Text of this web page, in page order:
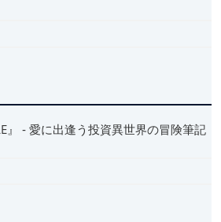
』 ‐ 愛に出逢う投資異世界の冒険筆記